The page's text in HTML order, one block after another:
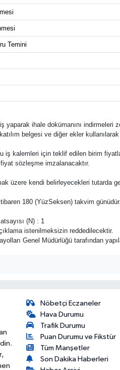
Temini
ihale dokümanını indirmeleri
belgesi ve diğer ekler
kalemleri için teklif edilen birim
sözleşme imzalanacaktır.
üzere kendi belirleyecekleri tutarda
180 (YüzSeksen) takvim günüdür.
(N) : 1
istenilmeksizin reddedilecektir.
Genel Müdürlüğü tarafından
Nöbetçi Eczaneler
Hava Durumu
Trafik Durumu
Puan Durumu ve Fikstür
Tüm Manşetler
Son Dakika Haberleri